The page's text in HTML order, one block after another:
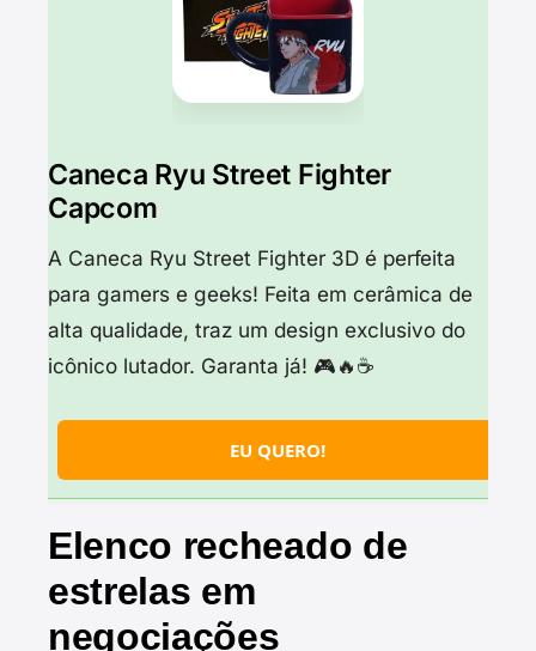
Caneca Ryu Street Fighter
Capcom
A Caneca Ryu Street Fighter 3D é perfeita
para gamers e geeks! Feita em cerâmica de
alta qualidade, traz um design exclusivo do
icônico lutador. Garanta já! 🎮🔥☕
EU QUERO!
Elenco recheado de
estrelas em
negociações